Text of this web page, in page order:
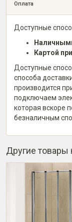
Оплата
Доступные
Картой
Доступные
способа
производится
подключаем
которая вскоре
безналичным
Другие товары